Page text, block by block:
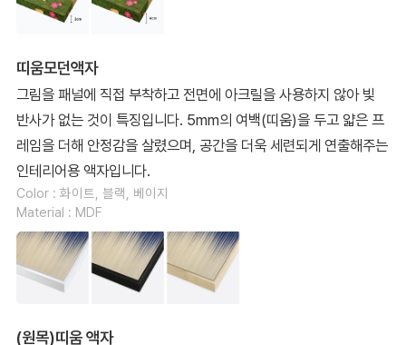
띠움모던액자
그림을 패널에 직접 부착하고 전면에 아크릴을 사용하지 않아 빛
반사가 없는 것이 특징입니다. 5mm의 여백(띠움)을 두고 얇은 프
레임을 더해 안정감을 살렸으며, 공간을 더욱 세련되게 연출해주는
인테리어용 액자입니다.
Color : 화이트, 블랙, 베이지
Material : MDF
(원목)띠움 액자